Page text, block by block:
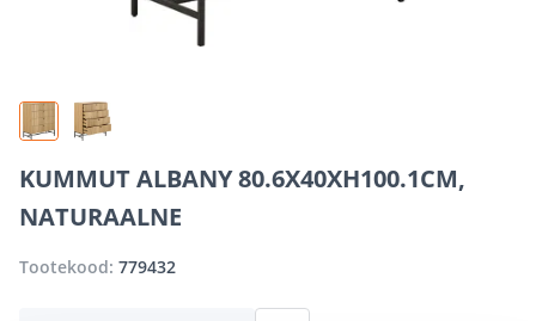
KUMMUT ALBANY 80.6X40XH100.1CM,
NATURAALNE
Tootekood: 779432